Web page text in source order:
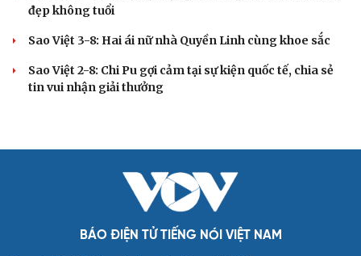
đẹp không tuổi
Sao Việt 3-8: Hai ái nữ nhà Quyền Linh cùng khoe sắc
Sao Việt 2-8: Chi Pu gợi cảm tại sự kiện quốc tế, chia sẻ
tin vui nhận giải thưởng
BÁO ĐIỆN TỬ TIẾNG NÓI VIỆT NAM